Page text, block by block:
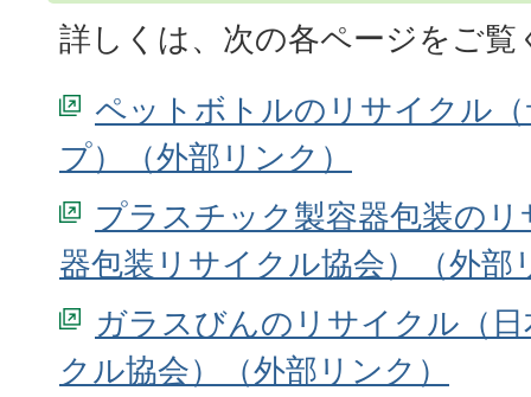
詳しくは、次の各ページをご覧
ペットボトルのリサイクル
プ）
プラスチック製容器包装の
器包装リサイクル協会）
ガラスびんのリサイクル（
クル協会）